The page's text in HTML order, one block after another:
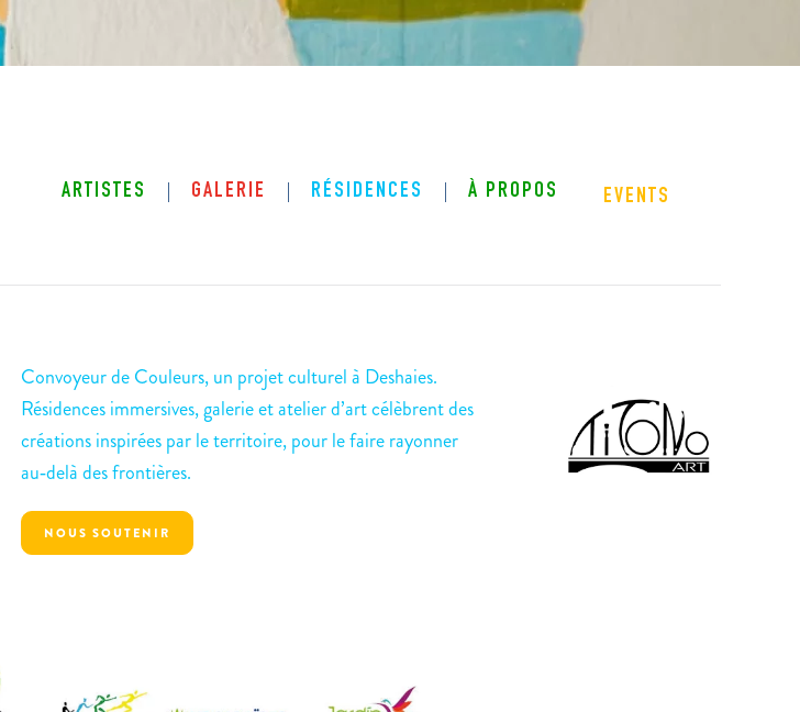
ARTISTES GALERIE RÉSIDENCES À PROPOS EVENTS
Convoyeur de Couleurs, un projet culturel à Deshaies.
Résidences immersives, galerie et atelier d’art célèbrent des
créations inspirées par le territoire, pour le faire rayonner
au‑delà des frontières.
NOUS SOUTENIR